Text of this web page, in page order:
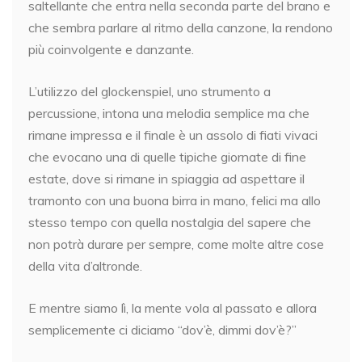
saltellante che entra nella seconda parte del brano e
che sembra parlare al ritmo della canzone, la rendono
più coinvolgente e danzante.
L’utilizzo del glockenspiel, uno strumento a
percussione, intona una melodia semplice ma che
rimane impressa e il finale è un assolo di fiati vivaci
che evocano una di quelle tipiche giornate di fine
estate, dove si rimane in spiaggia ad aspettare il
tramonto con una buona birra in mano, felici ma allo
stesso tempo con quella nostalgia del sapere che
non potrà durare per sempre, come molte altre cose
della vita d’altronde.
E mentre siamo lì, la mente vola al passato e allora
semplicemente ci diciamo “dov’è, dimmi dov’è?”